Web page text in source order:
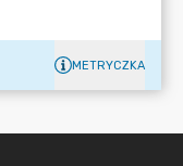
METRYCZKA